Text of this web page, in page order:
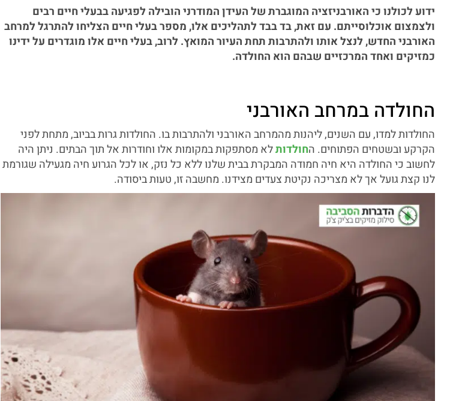
ידוע לכולנו כי האורבניזציה המוגברת של העידן המודרני הובילה לפגיעה בבעלי חיים רבים
ולצמצום אוכלוסייתם. עם זאת, בד בבד לתהליכים אלו, מספר בעלי חיים הצליחו להתרגל למרחב
האורבני החדש, לנצל אותו ולהתרבות תחת העיור המואץ. לרוב, בעלי חיים אלו מוגדרים על ידינו
כמזיקים ואחד המרכזיים שבהם הוא החולדה.
החולדה במרחב האורבני
החולדות למדו, עם השנים, ליהנות מהמרחב האורבני ולהתרבות בו. החולדות גרות בביוב, מתחת לפני
הקרקע ובשטחים הפתוחים. החולדותלא מסתפקות במקומות אלו וחודרות אל תוך הבתים. ניתן היה
לחשוב כי החולדה היא חיה חמודה המבקרת בבית שלנו ללא כל נזק, או לכל הגרוע חיה מגעילה שגורמת
לנו קצת גועל אך לא מצריכה נקיטת צעדים מצידנו. מחשבה זו, טעות ביסודה.